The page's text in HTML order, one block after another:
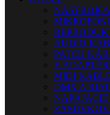
AUDIO
PATCH
Y
MIDI
DMX A